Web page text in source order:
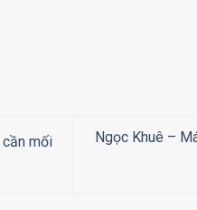
cần mối
Ngọc Khuê –